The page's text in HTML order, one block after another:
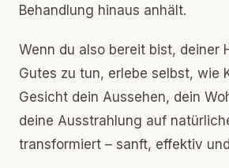
Behandlung hinaus anhält.
Wenn du also bereit bist, deiner
Gutes zu tun, erlebe selbst, wie
Gesicht dein Aussehen, dein
deine Ausstrahlung auf
transformiert – sanft, effektiv